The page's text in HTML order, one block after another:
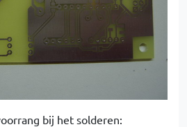
bij het solderen: